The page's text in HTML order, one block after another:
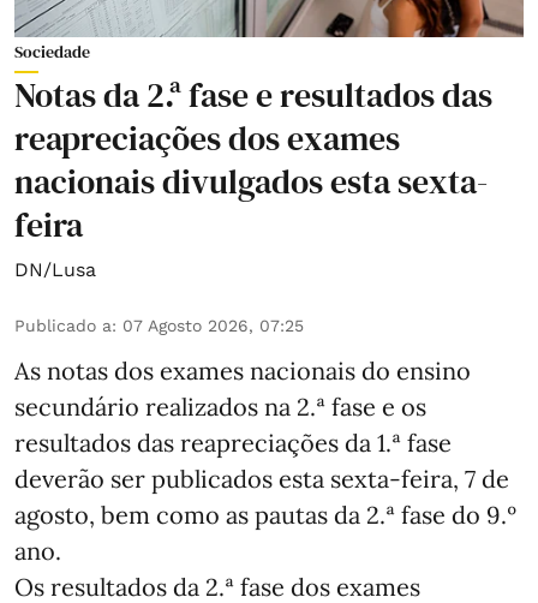
Sociedade
Notas da 2.ª fase e resultados das
reapreciações dos exames
nacionais divulgados esta sexta-
feira
DN/Lusa
Publicado a: 07 Agosto 2026, 07:25
As notas dos exames nacionais do ensino
secundário realizados na 2.ª fase e os
resultados das reapreciações da 1.ª fase
deverão ser publicados esta sexta-feira, 7 de
agosto, bem como as pautas da 2.ª fase do 9.º
ano.
Os resultados da 2.ª fase dos exames